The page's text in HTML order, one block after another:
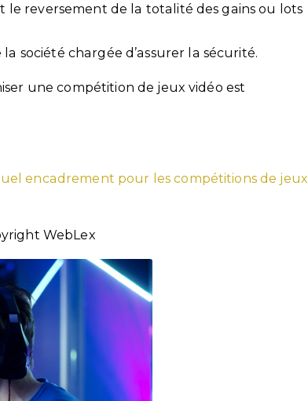
le reversement de la totalité des gains ou lots
société chargée d’assurer la sécurité.
une compétition de jeux vidéo est
encadrement pour les compétitions de jeux
WebLex